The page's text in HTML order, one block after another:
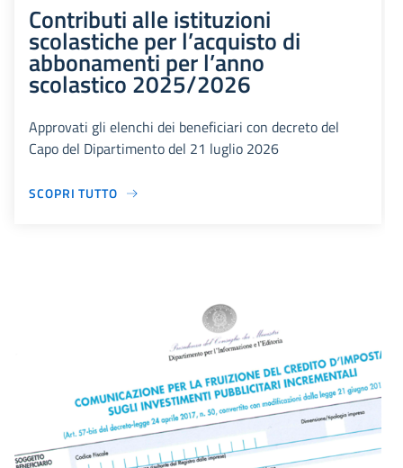
Contributi alle istituzioni
scolastiche per l’acquisto di
abbonamenti per l’anno
scolastico 2025/2026
Approvati gli elenchi dei beneficiari con decreto del
Capo del Dipartimento del 21 luglio 2026
SCOPRI TUTTO